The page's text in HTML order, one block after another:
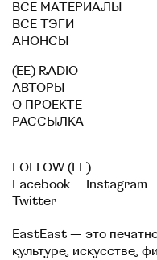
ВСЕ МАТЕРИАЛЫ
ВСЕ ТЭГИ
АНОНСЫ
(EE) RADIO
АВТОРЫ
О ПРОЕКТЕ
РАССЫЛКА
FOLLOW (EE)
Facebook
Instagram
Twitter
EastEast — это
культуре, искусстве,